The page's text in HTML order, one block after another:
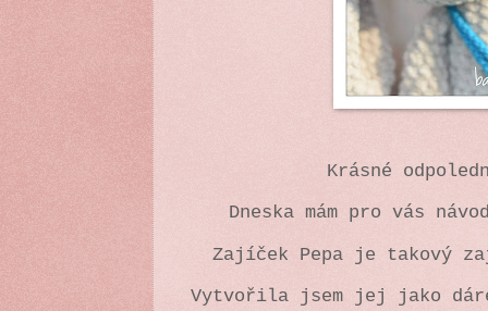
Krásné
Dneska mám pro vás
Zajíček Pepa je takový
Vytvořila jsem jej jako